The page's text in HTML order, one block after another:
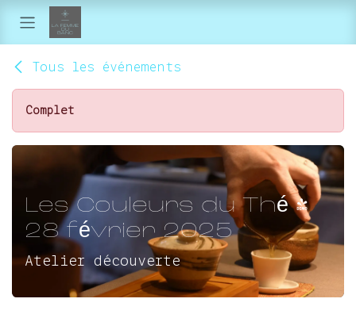
Se rendre au contenu
Tous les événements
Complet
Les Couleurs du Thé -
28 février 2025
Atelier découverte